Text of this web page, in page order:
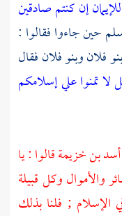
إن كنتم صادقين
حين جاءوا فقالوا :
فلان وبنو فلان فقال
تمنوا علي إسلامكم
بن خزيمةقالوا : يا
والأموال وكل قبيلة
الإسلام ; فلنا بذلك